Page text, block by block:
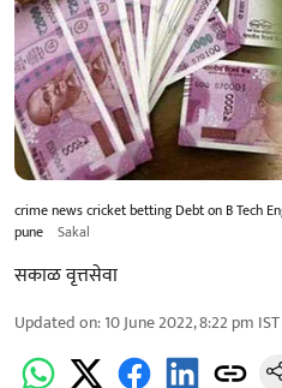
crime news cricket betting Debt on B Tech
pune Sakal
सकाळ वृत्तसेवा
Updated on:10 June 2022, 8:22 pm IST